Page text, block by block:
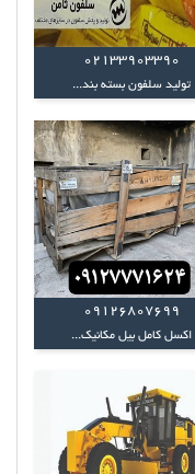
02133903390
تولید سلفون بسته بند...
09126807699
اکسل کامل بیل مکانیک...